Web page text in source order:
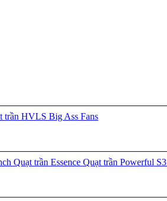
trần HVLS Big Ass Fans
Quạt trần Essence Quạt trần Powerful S3